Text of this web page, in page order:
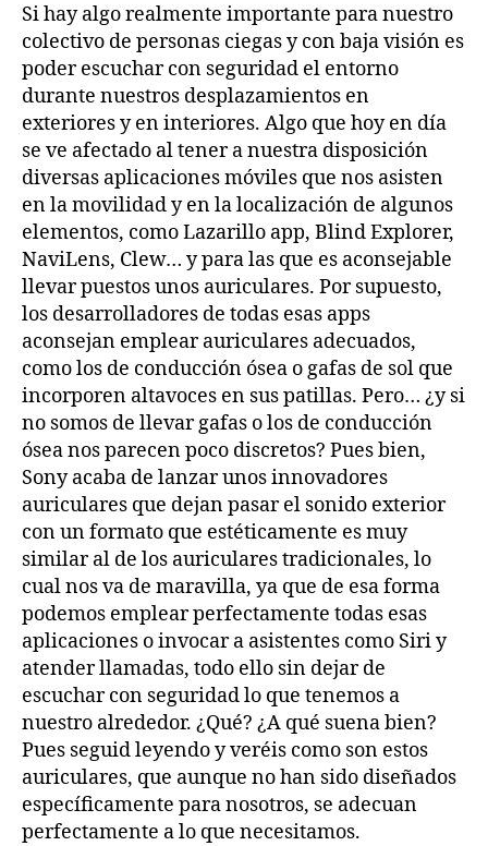
entorno
Si hay algo realmente importante para nuestro
colectivo de personas ciegas y con baja visión es
poder escuchar con seguridad el entorno
durante nuestros desplazamientos en
exteriores y en interiores. Algo que hoy en día
se ve afectado al tener a nuestra disposición
diversas aplicaciones móviles que nos asisten
en la movilidad y en la localización de algunos
elementos, como Lazarillo app, Blind Explorer,
NaviLens, Clew… y para las que es aconsejable
llevar puestos unos auriculares. Por supuesto,
los desarrolladores de todas esas apps
aconsejan emplear auriculares adecuados,
como los de conducción ósea o gafas de sol que
incorporen altavoces en sus patillas. Pero… ¿y si
no somos de llevar gafas o los de conducción
ósea nos parecen poco discretos? Pues bien,
Sony acaba de lanzar unos innovadores
auriculares que dejan pasar el sonido exterior
con un formato que estéticamente es muy
similar al de los auriculares tradicionales, lo
cual nos va de maravilla, ya que de esa forma
podemos emplear perfectamente todas esas
aplicaciones o invocar a asistentes como Siri y
atender llamadas, todo ello sin dejar de
escuchar con seguridad lo que tenemos a
nuestro alrededor. ¿Qué? ¿A qué suena bien?
Pues seguid leyendo y veréis como son estos
auriculares, que aunque no han sido diseñados
específicamente para nosotros, se adecuan
perfectamente a lo que necesitamos.